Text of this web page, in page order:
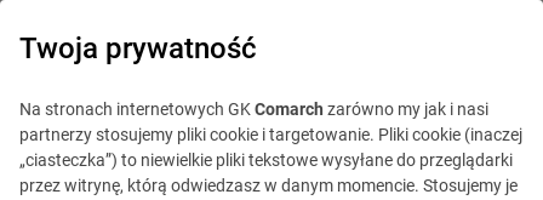
Twoja prywatność
Na stronach internetowych GKComarch zarówno my jak i nasi
partnerzy stosujemy pliki cookie i targetowanie. Pliki cookie (inaczej
„ciasteczka”) to niewielkie pliki tekstowe wysyłane do przeglądarki
przez witrynę, którą odwiedzasz w danym momencie. Stosujemy je